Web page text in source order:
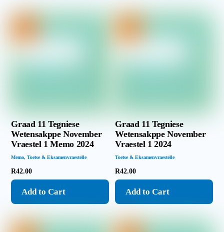
Graad 11 Tegniese
Wetensakppe November
Vraestel 1 Memo 2024
Memo,Toetse & Eksamenvraestelle
R42.00
Add to Cart
Graad 11 Tegniese
Wetensakppe November
Vraestel 1 2024
Toetse & Eksamenvraestelle
R42.00
Add to Cart